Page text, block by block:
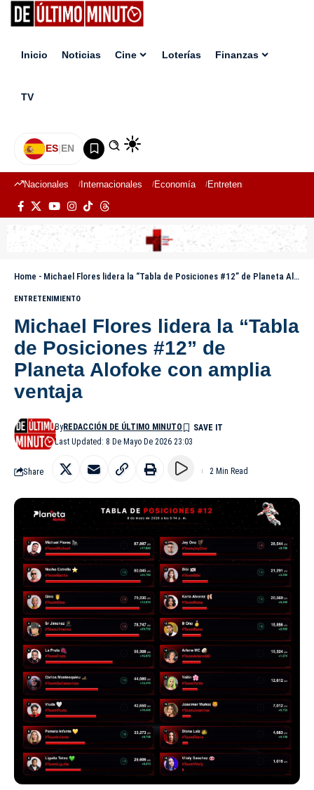
Inicio Noticias Cine Loterías Finanzas
TV
ES|EN
Nacionales Internacionales Economía Entretenimiento
Home - Michael Flores lidera la “Tabla de Posiciones #12” de Planeta Alofoke con amplia ventaja
ENTRETENIMIENTO
Michael Flores lidera la “Tabla
de Posiciones #12” de
Planeta Alofoke con amplia
ventaja
Last Updated: 8 De Mayo De 2026 23:03
ByREDACCIÓN DE ÚLTIMO MINUTO
Share 2 Min Read